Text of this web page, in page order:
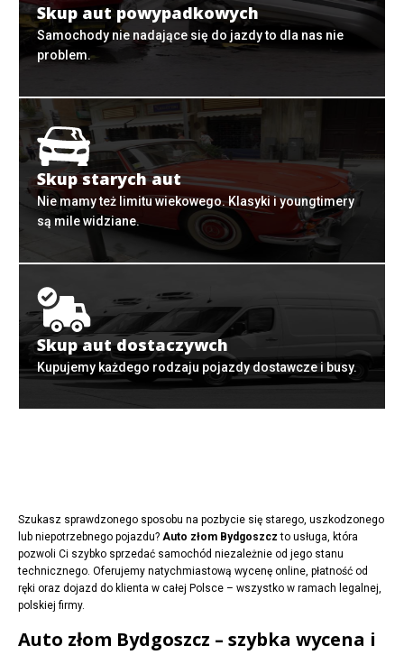
Skup aut powypadkowych
Samochody nie nadające się do jazdy to dla nas nie
problem.
Skup starych aut
Nie mamy też limitu wiekowego. Klasyki i youngtimery
są mile widziane.
Skup aut dostaczywch
Kupujemy każdego rodzaju pojazdy dostawcze i busy.
Szukasz sprawdzonego sposobu na pozbycie się starego, uszkodzonego
lub niepotrzebnego pojazdu? Auto złom Bydgoszcz to usługa, która
pozwoli Ci szybko sprzedać samochód niezależnie od jego stanu
technicznego. Oferujemy natychmiastową wycenę online, płatność od
ręki oraz dojazd do klienta w całej Polsce – wszystko w ramach legalnej,
polskiej firmy.
Auto złom Bydgoszcz – szybka wycena i